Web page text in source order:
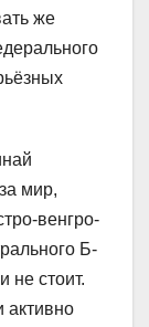
же
мир,
венгро-
Б-
не стоит.
активно